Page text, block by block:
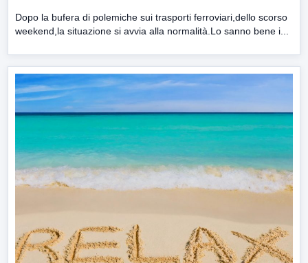
Dopo la bufera di polemiche sui trasporti ferroviari,dello scorso
weekend,la situazione si avvia alla normalità.Lo sanno bene i...